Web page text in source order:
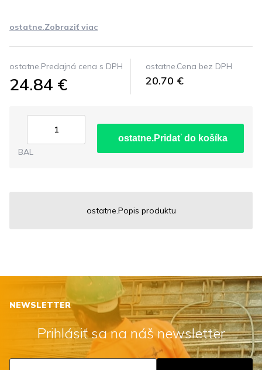
ostatne.Zobraziť viac
ostatne.Predajná cena s DPH
24.84 €
ostatne.Cena bez DPH
20.70 €
BAL
ostatne.Pridať do košíka
ostatne.Popis produktu
NEWSLETTER
Prihlásiť sa na náš newsletter